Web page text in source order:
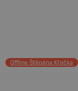
Offline Štěpána Křečka